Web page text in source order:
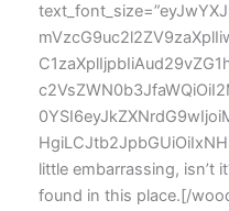
little embarrassing, isn’t
found in this place.[/